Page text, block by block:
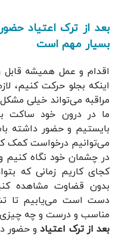
بعد از ترک اعتیاد
بسیار مهم است
اقدام و عمل همیشه
اینکه بجلو حرکت کنیم،
مراقبه می‌تواند خیلی
ما در درون خود ساکت
بایستیم و حضور داشته
می‌توانیم درخواست کمک
در چشمان خود نگاه کنیم
کجای کاریم زمانی که
بدون قضاوت مشاهده
دست است می‌یابیم تا
مناسب و درست و چه چیزی
بعد از ترک اعتیادو حضور